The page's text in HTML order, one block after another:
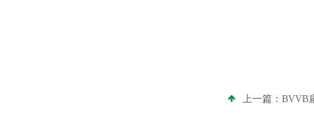
上一篇： BVVB